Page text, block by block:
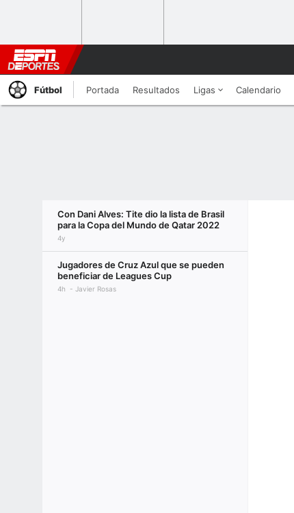
Fútbol Portada Resultados Ligas Calendario
Con Dani Alves: Tite dio la lista de Brasil
para la Copa del Mundo de Qatar 2022
4y
Jugadores de Cruz Azul que se pueden
beneficiar de Leagues Cup
4h Javier Rosas